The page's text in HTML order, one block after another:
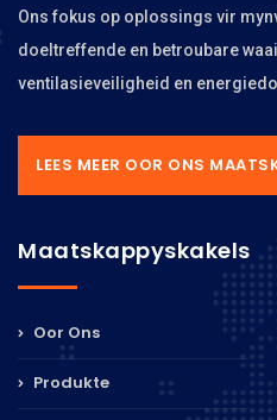
Ons fokus op oplossings vir
doeltreffende en betroubare
ventilasieveiligheid en
LEES MEER OOR ONS
Maatskappyskakels
Oor Ons
Produkte